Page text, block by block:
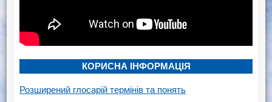
КОРИСНА ІНФОРМАЦІЯ
Розширений глосарій термінів та понять